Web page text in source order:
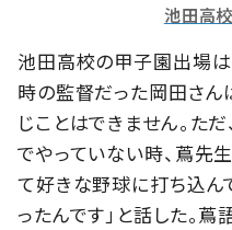
池田高校
池田高校の甲子園出場
時の監督だった岡田さん
じことはできません。た
でやっていない時、蔦先
て好きな野球に打ち込ん
ったんです」と話した。